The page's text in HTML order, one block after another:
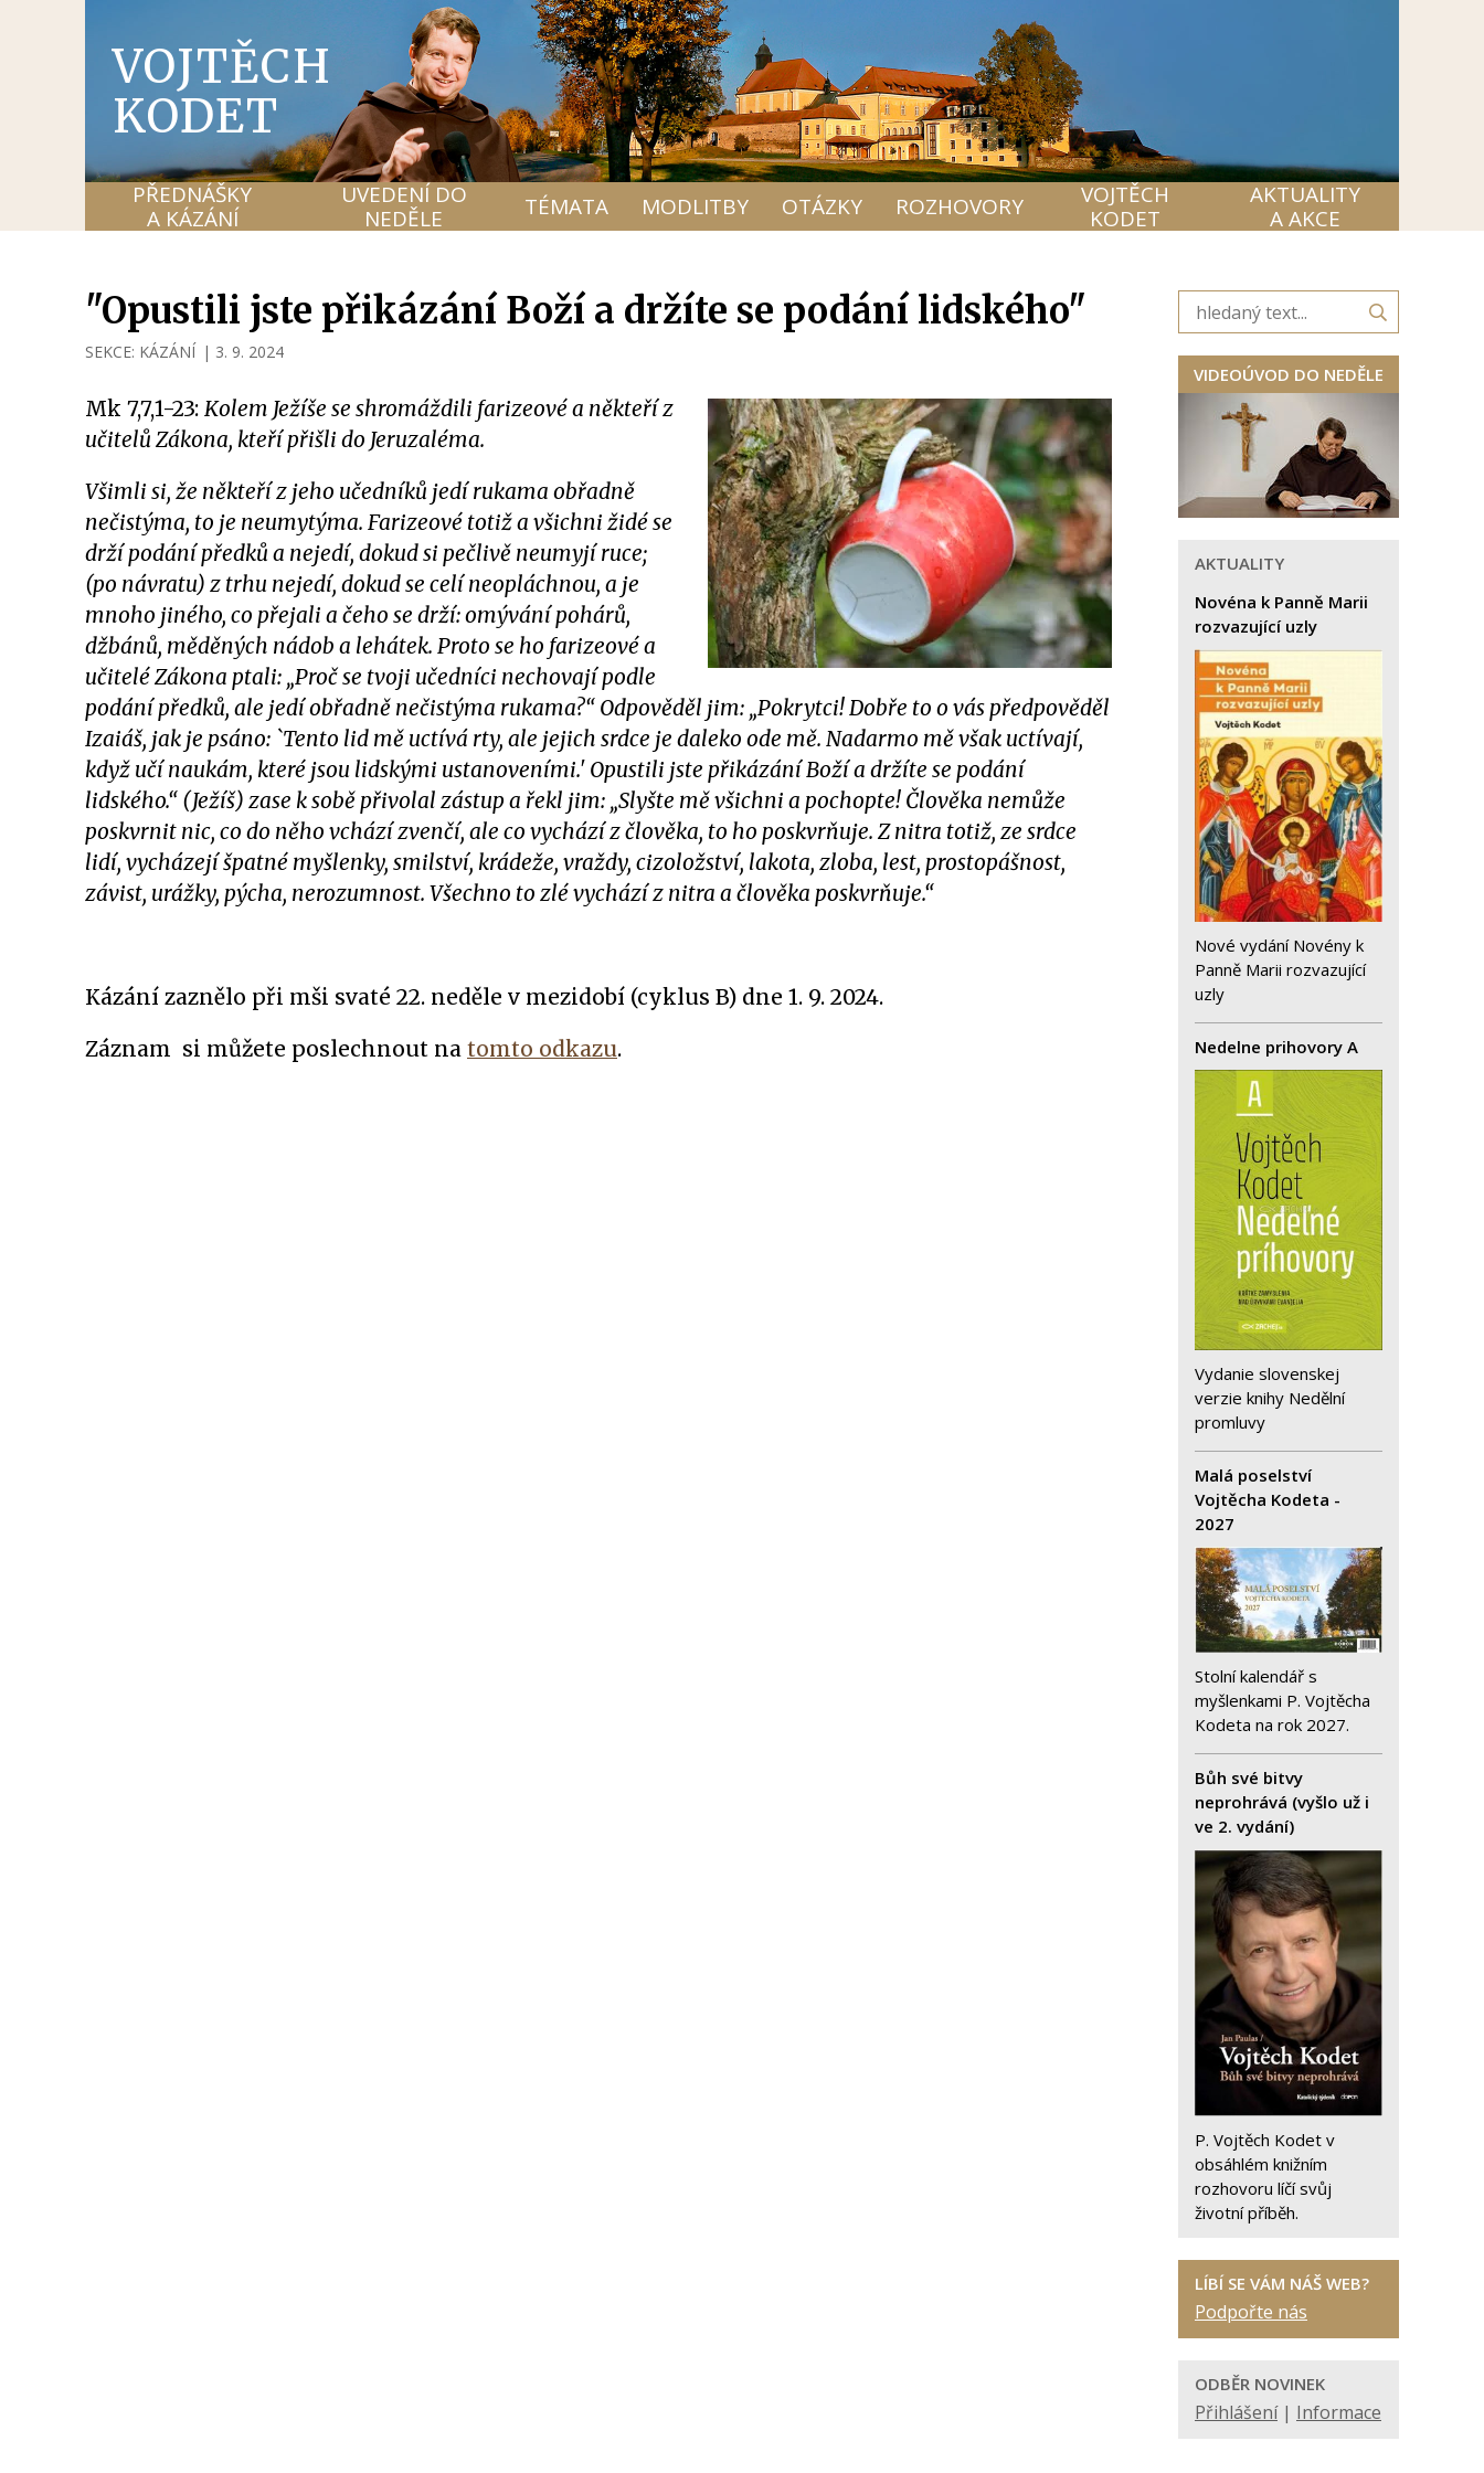
VOJTĚCH
KODET
PŘEDNÁŠKY
A KÁZÁNÍ
UVEDENÍ DO
NEDĚLE
TÉMATA MODLITBY OTÁZKY ROZHOVORY
VOJTĚCH
KODET
AKTUALITY
A AKCE
"Opustili jste přikázání Boží a držíte se podání lidského"
SEKCE: KÁZÁNÍ | 3. 9. 2024
Mk 7,7,1-23: Kolem Ježíše se shromáždili farizeové a někteří z
učitelů Zákona, kteří přišli do Jeruzaléma.
Všimli si, že někteří z jeho učedníků jedí rukama obřadně
nečistýma, to je neumytýma. Farizeové totiž a všichni židé se
drží podání předků a nejedí, dokud si pečlivě neumyjí ruce;
(po návratu) z trhu nejedí, dokud se celí neopláchnou, a je
mnoho jiného, co přejali a čeho se drží: omývání pohárů,
džbánů, měděných nádob a lehátek. Proto se ho farizeové a
učitelé Zákona ptali: „Proč se tvoji učedníci nechovají podle
podání předků, ale jedí obřadně nečistýma rukama?“ Odpověděl jim: „Pokrytci! Dobře to o vás předpověděl
Izaiáš, jak je psáno: `Tento lid mě uctívá rty, ale jejich srdce je daleko ode mě. Nadarmo mě však uctívají,
když učí naukám, které jsou lidskými ustanoveními.' Opustili jste přikázání Boží a držíte se podání
lidského.“ (Ježíš) zase k sobě přivolal zástup a řekl jim: „Slyšte mě všichni a pochopte! Člověka nemůže
poskvrnit nic, co do něho vchází zvenčí, ale co vychází z člověka, to ho poskvrňuje. Z nitra totiž, ze srdce
lidí, vycházejí špatné myšlenky, smilství, krádeže, vraždy, cizoložství, lakota, zloba, lest, prostopášnost,
závist, urážky, pýcha, nerozumnost. Všechno to zlé vychází z nitra a člověka poskvrňuje.“
Kázání zaznělo při mši svaté 22. neděle v mezidobí (cyklus B) dne 1. 9. 2024.
Záznam si můžete poslechnout na tomto odkazu.
VIDEOÚVOD DO NEDĚLE
AKTUALITY
Novéna k Panně Marii
rozvazující uzly
Nové vydání Novény k
Panně Marii rozvazující
uzly
Nedelne prihovory A
Vydanie slovenskej
verzie knihy Nedělní
promluvy
Malá poselství
Vojtěcha Kodeta -
2027
Stolní kalendář s
myšlenkami P. Vojtěcha
Kodeta na rok 2027.
Bůh své bitvy
neprohrává (vyšlo už i
ve 2. vydání)
P. Vojtěch Kodet v
obsáhlém knižním
rozhovoru líčí svůj
životní příběh.
LÍBÍ SE VÁM NÁŠ WEB?
Podpořte nás
ODBĚR NOVINEK
Přihlášení| Informace